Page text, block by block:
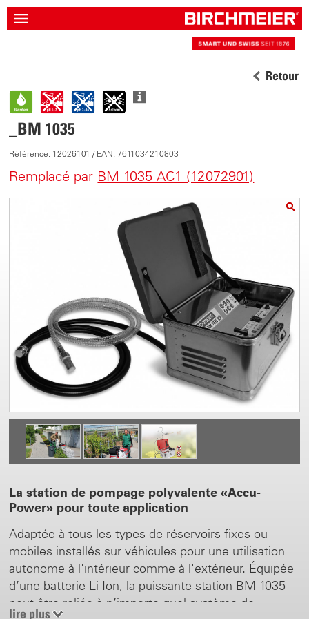
Retour
_BM 1035
Référence: 12026101 / EAN: 7611034210803
Remplacé par BM 1035 AC1 (12072901)
La station de pompage polyvalente «Accu-
Power» pour toute application
Adaptée à tous les types de réservoirs fixes ou
mobiles installés sur véhicules pour une utilisation
autonome à l'intérieur comme à l'extérieur. Équipée
d’une batterie Li-Ion, la puissante station BM 1035
peut être reliée à n’importe quel système de
lire plus